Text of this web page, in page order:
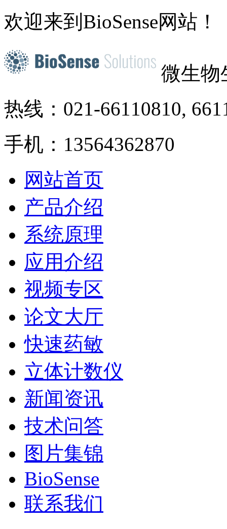
欢迎来到BioSense网站！
微生物
热线：021-66110810,
手机：13564362870
网站首页
产品介绍
系统原理
应用介绍
视频专区
论文大厅
快速药敏
立体计数仪
新闻资讯
技术问答
图片集锦
BioSense
联系我们